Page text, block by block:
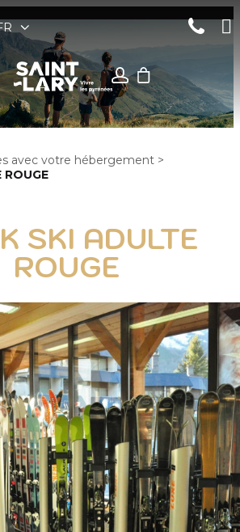
avec votre hébergement >
ROUGE
SKI ADULTE
ROUGE